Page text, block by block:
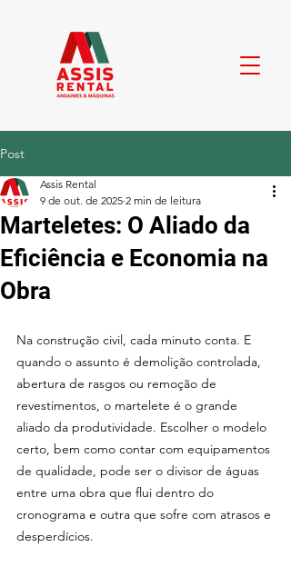
Post
Marteletes: O Aliado da
Eficiência e Economia na
Obra
Assis Rental
9 de out. de 2025 2 min de leitura
Na construção civil, cada minuto conta. E
quando o assunto é demolição controlada,
abertura de rasgos ou remoção de
revestimentos, o martelete é o grande
aliado da produtividade. Escolher o modelo
certo, bem como contar com equipamentos
de qualidade, pode ser o divisor de águas
entre uma obra que flui dentro do
cronograma e outra que sofre com atrasos e
desperdícios.